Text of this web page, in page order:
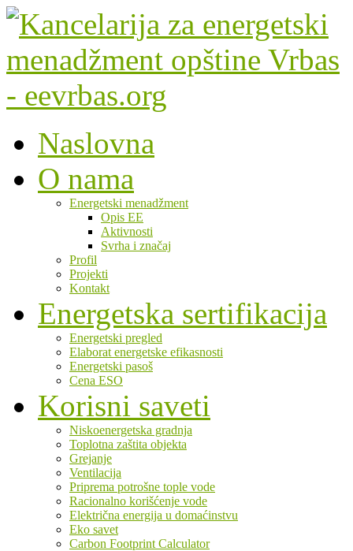
Naslovna
O nama
Energetski menadžment
Opis EE
Aktivnosti
Svrha i značaj
Profil
Projekti
Kontakt
Energetska sertifikacija
Energetski pregled
Elaborat energetske efikasnosti
Energetski pasoš
Cena ESO
Korisni saveti
Niskoenergetska gradnja
Toplotna zaštita objekta
Grejanje
Ventilacija
Priprema potrošne tople vode
Racionalno korišćenje vode
Električna energija u domaćinstvu
Eko savet
Carbon Footprint Calculator